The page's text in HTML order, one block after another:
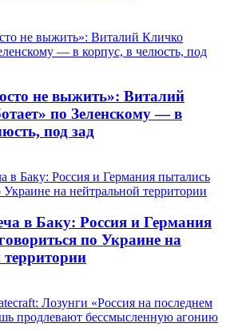
не выжить»: Виталий
по Зеленскому — в
под зад
в Баку: Россия и Германия
по Украине на